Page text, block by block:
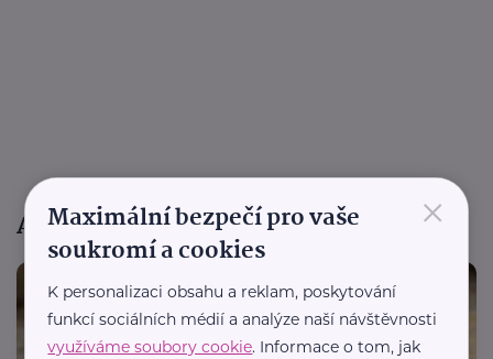
Aktuality a články ×
Maximální bezpečí pro vaše
soukromí a cookies
K personalizaci obsahu a reklam, poskytování
funkcí sociálních médií a analýze naší návštěvnosti
využíváme soubory cookie. Informace o tom, jak